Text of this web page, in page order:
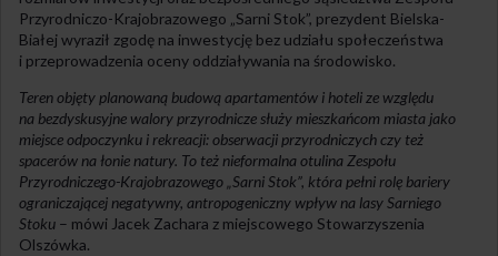
Przyrodniczo-Krajobrazowego „Sarni Stok”, prezydent Bielska-
Białej wyraził zgodę na inwestycję bez udziału społeczeństwa
i przeprowadzenia oceny oddziaływania na środowisko.
Teren objęty planowaną budową apartamentów i hoteli ze względu
na bezdyskusyjne walory przyrodnicze służy mieszkańcom miasta jako
miejsce odpoczynku i rekreacji: obserwacji przyrodniczych czy też
spacerów na łonie natury. To też nieformalna otulina Zespołu
Przyrodniczego-Krajobrazowego „Sarni Stok”, która pełni rolę bariery
ograniczającej negatywny, antropogeniczny wpływ na lasy Sarniego
Stoku – mówi Jacek Zachara z miejscowego Stowarzyszenia
Olszówka.